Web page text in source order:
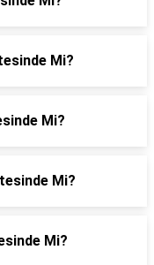
Mi?
Mi?
Mi?
Mi?